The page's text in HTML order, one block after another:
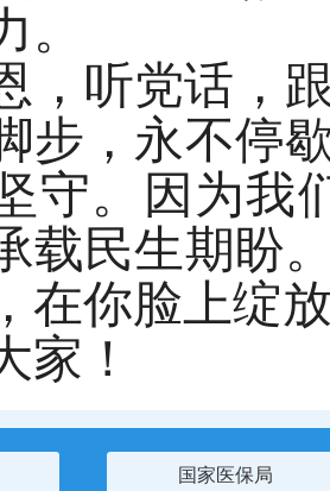
。
，听党话，
步，永不停
守。因为我
载民生期盼
在你脸上绽
家！
国家医保局